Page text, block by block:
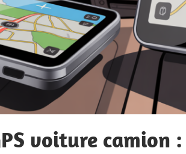
voiture camion